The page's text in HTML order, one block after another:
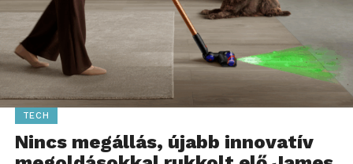
TECH
Nincs megállás, újabb innovatív